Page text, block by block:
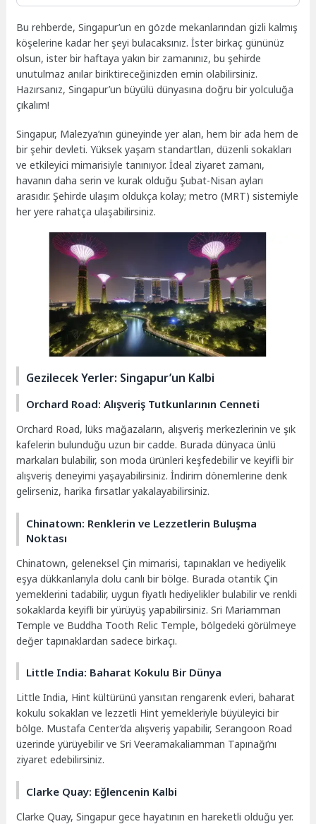
Bu rehberde, Singapur’un en gözde mekanlarından gizli kalmış
köşelerine kadar her şeyi bulacaksınız. İster birkaç gününüz
olsun, ister bir haftaya yakın bir zamanınız, bu şehirde
unutulmaz anılar biriktireceğinizden emin olabilirsiniz.
Hazırsanız, Singapur’un büyülü dünyasına doğru bir yolculuğa
çıkalım!
Singapur, Malezya’nın güneyinde yer alan, hem bir ada hem de
bir şehir devleti. Yüksek yaşam standartları, düzenli sokakları
ve etkileyici mimarisiyle tanınıyor. İdeal ziyaret zamanı,
havanın daha serin ve kurak olduğu Şubat-Nisan ayları
arasıdır. Şehirde ulaşım oldukça kolay; metro (MRT) sistemiyle
her yere rahatça ulaşabilirsiniz.
Gezilecek Yerler: Singapur’un Kalbi
Orchard Road: Alışveriş Tutkunlarının Cenneti
Orchard Road, lüks mağazaların, alışveriş merkezlerinin ve şık
kafelerin bulunduğu uzun bir cadde. Burada dünyaca ünlü
markaları bulabilir, son moda ürünleri keşfedebilir ve keyifli bir
alışveriş deneyimi yaşayabilirsiniz. İndirim dönemlerine denk
gelirseniz, harika fırsatlar yakalayabilirsiniz.
Chinatown: Renklerin ve Lezzetlerin Buluşma
Noktası
Chinatown, geleneksel Çin mimarisi, tapınakları ve hediyelik
eşya dükkanlarıyla dolu canlı bir bölge. Burada otantik Çin
yemeklerini tadabilir, uygun fiyatlı hediyelikler bulabilir ve renkli
sokaklarda keyifli bir yürüyüş yapabilirsiniz. Sri Mariamman
Temple ve Buddha Tooth Relic Temple, bölgedeki görülmeye
değer tapınaklardan sadece birkaçı.
Little India: Baharat Kokulu Bir Dünya
Little India, Hint kültürünü yansıtan rengarenk evleri, baharat
kokulu sokakları ve lezzetli Hint yemekleriyle büyüleyici bir
bölge. Mustafa Center’da alışveriş yapabilir, Serangoon Road
üzerinde yürüyebilir ve Sri Veeramakaliamman Tapınağı’nı
ziyaret edebilirsiniz.
Clarke Quay: Eğlencenin Kalbi
Clarke Quay, Singapur gece hayatının en hareketli olduğu yer.